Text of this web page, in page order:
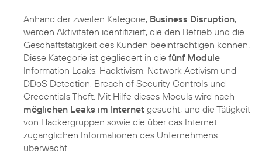
Anhand der zweiten Kategorie, Business Disruption,
werden Aktivitäten identifiziert, die den Betrieb und die
Geschäftstätigkeit des Kunden beeinträchtigen können.
Diese Kategorie ist gegliedert in die fünf Module
Information Leaks, Hacktivism, Network Activism und
DDoS Detection, Breach of Security Controls und
Credentials Theft. Mit Hilfe dieses Moduls wird nach
möglichen Leaks im Internet gesucht, und die Tätigkeit
von Hackergruppen sowie die über das Internet
zugänglichen Informationen des Unternehmens
überwacht.